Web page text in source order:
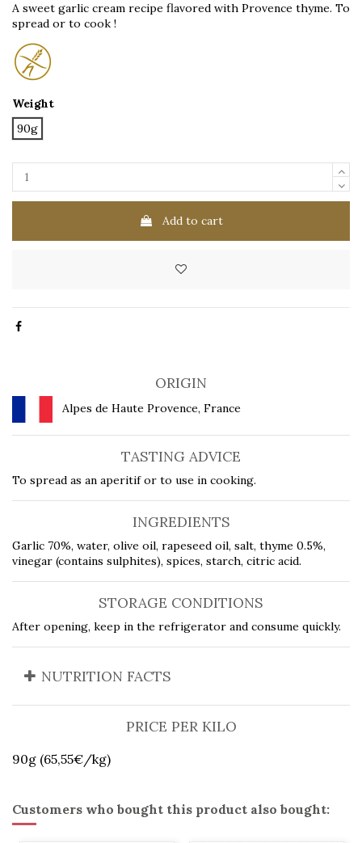
A sweet garlic cream recipe flavored with Provence thyme. To
spread or to cook !
Weight
90g
Add to cart
ORIGIN
Alpes de Haute Provence, France
TASTING ADVICE
To spread as an aperitif or to use in cooking.
INGREDIENTS
Garlic 70%, water, olive oil, rapeseed oil, salt, thyme 0.5%,
vinegar (contains sulphites), spices, starch, citric acid.
STORAGE CONDITIONS
After opening, keep in the refrigerator and consume quickly.
NUTRITION FACTS
PRICE PER KILO
90g (65,55€/kg)
Customers who bought this product also bought: